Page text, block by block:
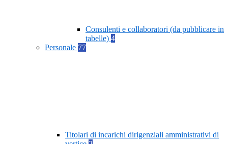
Consulenti e collaboratori (da pubblicare in
tabelle) 4
Personale 77
Titolari di incarichi dirigenziali amministrativi di